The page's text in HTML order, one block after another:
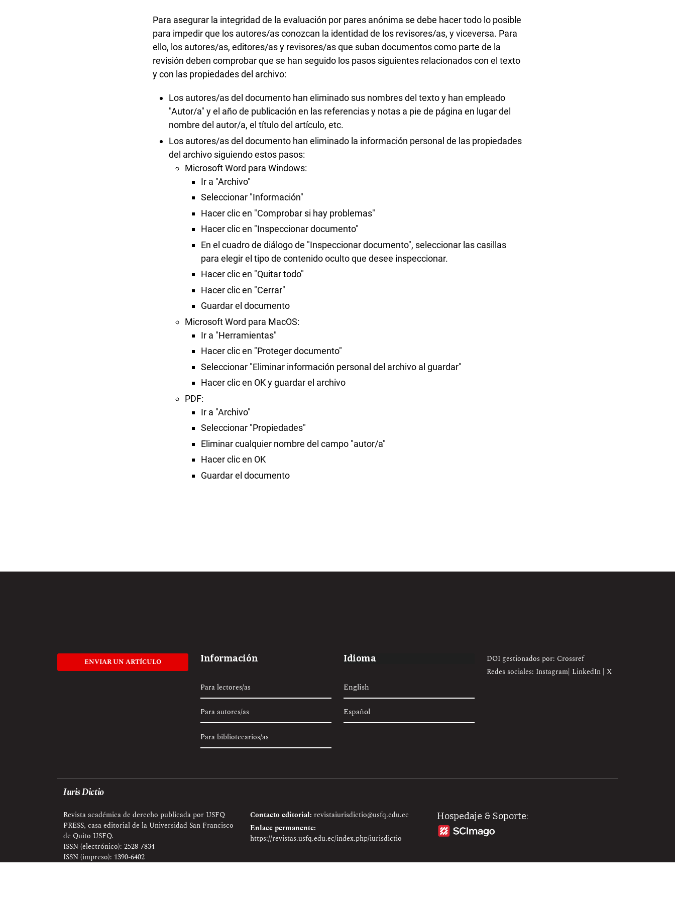
Para asegurar la integridad de la evaluación por pares anónima se debe hacer todo lo posible
para impedir que los autores/as conozcan la identidad de los revisores/as, y viceversa. Para
ello, los autores/as, editores/as y revisores/as que suban documentos como parte de la
revisión deben comprobar que se han seguido los pasos siguientes relacionados con el texto
y con las propiedades del archivo:
Los autores/as del documento han eliminado sus nombres del texto y han empleado
"Autor/a" y el año de publicación en las referencias y notas a pie de página en lugar del
nombre del autor/a, el título del artículo, etc.
Los autores/as del documento han eliminado la información personal de las propiedades
del archivo siguiendo estos pasos:
Microsoft Word para Windows:
Ir a "Archivo"
Seleccionar "Información"
Hacer clic en "Comprobar si hay problemas"
Hacer clic en "Inspeccionar documento"
En el cuadro de diálogo de "Inspeccionar documento", seleccionar las casillas
para elegir el tipo de contenido oculto que desee inspeccionar.
Hacer clic en "Quitar todo"
Hacer clic en "Cerrar"
Guardar el documento
Microsoft Word para MacOS:
Ir a "Herramientas"
Hacer clic en "Proteger documento"
Seleccionar "Eliminar información personal del archivo al guardar"
Hacer clic en OK y guardar el archivo
PDF:
Ir a "Archivo"
Seleccionar "Propiedades"
Eliminar cualquier nombre del campo "autor/a"
Hacer clic en OK
Guardar el documento
ENVIAR UN ARTÍCULO Información
Para lectores/as
Para autores/as
Para bibliotecarios/as
Idioma
English
Español
DOI gestionados por: Crossref
Redes sociales: Instagram| LinkedIn | X
Iuris Dictio
Revista académica de derecho publicada por USFQ
PRESS, casa editorial de la Universidad San Francisco
de Quito USFQ.
ISSN (electrónico): 2528-7834
ISSN (impreso): 1390-6402
Contacto editorial: revistaiurisdictio@usfq.edu.ec
Enlace permanente:
https://revistas.usfq.edu.ec/index.php/iurisdictio
Hospedaje & Soporte: